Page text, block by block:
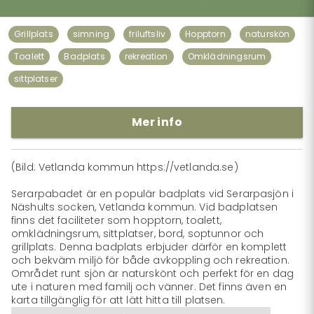
Grillplats simning friluftsliv Hopptorn
naturskön
Toalett
Badplats rekreation
Omklädningsrum
sittplatser
Mer info
(Bild: Vetlanda kommun https://vetlanda.se)
Serarpabadet är en populär badplats vid Serarpasjön i
Näshults socken, Vetlanda kommun. Vid badplatsen
finns det faciliteter som hopptorn, toalett,
omklädningsrum, sittplatser, bord, soptunnor och
grillplats. Denna badplats erbjuder därför en komplett
och bekväm miljö för både avkoppling och rekreation.
Området runt sjön är naturskönt och perfekt för en dag
ute i naturen med familj och vänner. Det finns även en
karta tillgänglig för att lätt hitta till platsen.